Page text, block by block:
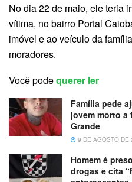
No dia 22 de maio, ele teria
vítima, no bairro Portal
imóvel e ao veículo da
moradores.
Você podequerer ler
Família pede
jovem morto a
Grande
9 DE AGOSTO DE
Homem é
drogas e cita